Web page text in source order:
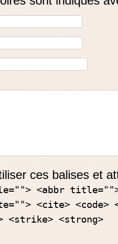
ces balises et
<abbr title="">
<cite> <code>
<strike> <strong>